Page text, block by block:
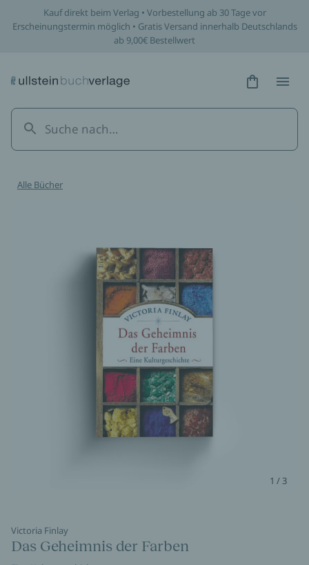
Kauf direkt beim Verlag • Vorbestellung ab 30 Tage vor
Erscheinungstermin möglich • Gratis Versand innerhalb Deutschlands
ab 9,00€ Bestellwert
Hidden
Alle Bücher
1 / 3
Victoria Finlay
Das Geheimnis der Farben